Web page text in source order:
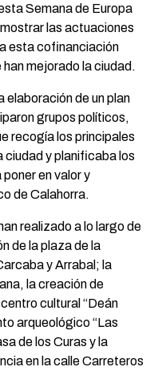
Semana de Europa
las actuaciones
esta cofinanciación
mejorado la ciudad.
elaboración de un plan
grupos políticos,
recogía los principales
ciudad y planificaba los
en valor y
de Calahorra.
realizado a lo largo de
de la plaza de la
y Arrabal; la
la creación de
cultural “Deán
arqueológico “Las
de los Curas y la
en la calle Carreteros